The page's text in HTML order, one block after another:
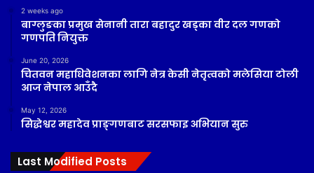
2 weeks ago
बाग्लुङका प्रमुख सेनानी तारा बहादुर खड्का वीर दल गणको
गणपति नियुक्त
June 20, 2026
चितवन महाधिवेशनका लागि नेत्र केसी नेतृत्वको मलेसिया टोली
आज नेपाल आउँदै
May 12, 2026
सिद्धेश्वर महादेव प्राङ्गणबाट सरसफाइ अभियान सुरु
Last Modified Posts